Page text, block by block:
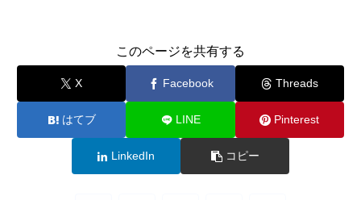
このページを共有する
X Facebook Threads
はてブ LINE Pinterest
LinkedIn コピー